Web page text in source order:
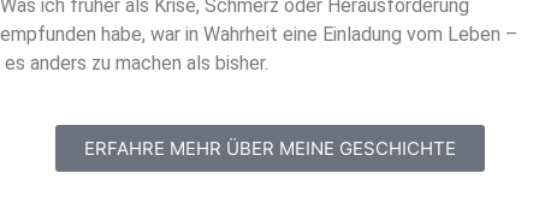
Was ich früher als Krise, Schmerz oder Herausforderung
empfunden habe, war in Wahrheit eine Einladung vom Leben –
es anders zu machen als bisher.
ERFAHRE MEHR ÜBER MEINE GESCHICHTE